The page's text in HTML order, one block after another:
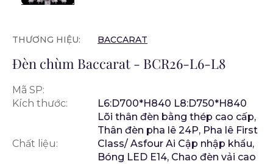
THƯƠNG HIỆU: BACCARAT
Đèn chùm Baccarat - BCR26-L6-L8
Mã SP:
Kích thước:
L6:D700*H840 L8:D750*H840
Chất liệu:
Lõi thân đèn bằng thép cao cấp,
Thân đèn pha lê 24P, Pha lê First
Class/ Asfour Ai Cập nhập khẩu,
Bóng LED E14, Chao đèn vải cao